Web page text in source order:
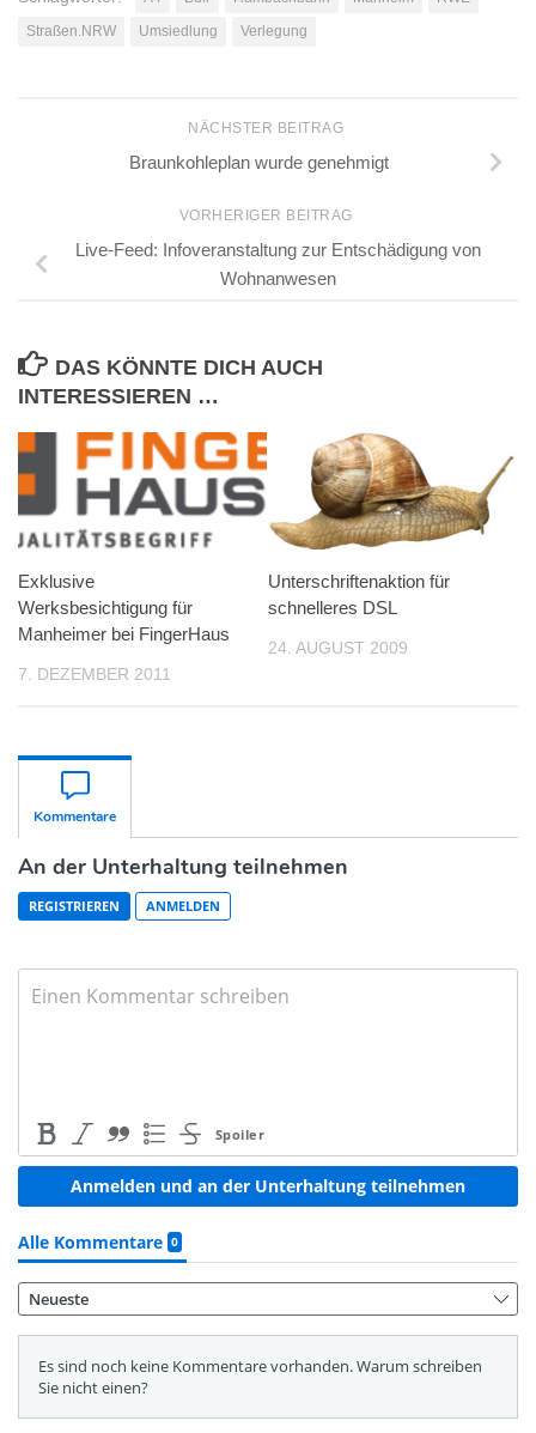
Straßen.NRW
Umsiedlung Verlegung
NÄCHSTER BEITRAG
Braunkohleplan wurde genehmigt
VORHERIGER BEITRAG
Live-Feed: Infoveranstaltung zur Entschädigung von
Wohnanwesen
DAS KÖNNTE DICH AUCH
INTERESSIEREN …
Exklusive
Werksbesichtigung für
Manheimer bei FingerHaus
7. DEZEMBER 2011
Unterschriftenaktion für
schnelleres DSL
24. AUGUST 2009